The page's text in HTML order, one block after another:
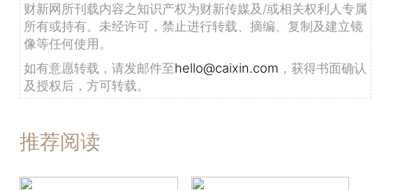
财新网所刊载内容之知识产权为财新传媒及/或相关权利人专属
所有或持有。未经许可，禁止进行转载、摘编、复制及建立镜
像等任何使用。
如有意愿转载，请发邮件至hello@caixin.com ，获得书面确认
及授权后，方可转载。
推荐阅读